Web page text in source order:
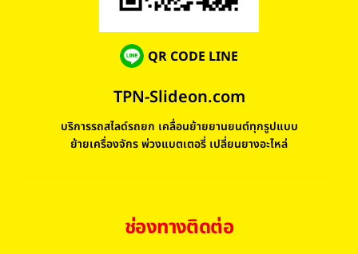
QR CODE LINE
TPN-Slideon.com
บริการรถสไลด์รถยก เคลื่อนย้ายยานยนต์ทุกรูปแบบ
ย้ายเครื่องจักร พ่วงแบตเตอรี่ เปลี่ยนยางอะไหล่
ช่องทางติดต่อ